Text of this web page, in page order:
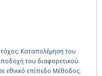
Καταπολέμηση του
του διαφορετικού.
εθνικό επίπεδο Μέθοδος: